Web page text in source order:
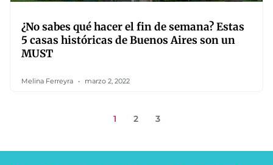
¿No sabes qué hacer el fin de semana? Estas
5 casas históricas de Buenos Aires son un
MUST
Melina Ferreyra marzo 2, 2022
1 2 3